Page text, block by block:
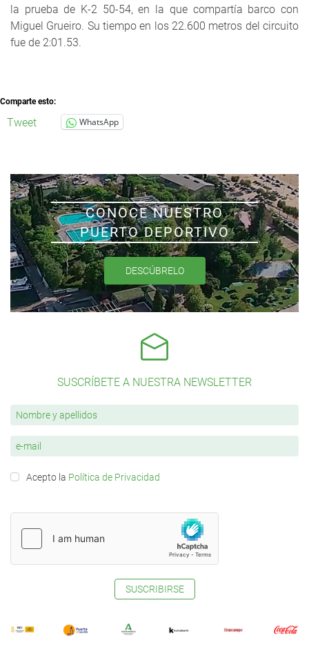
la prueba de K-2 50-54, en la que compartía barco con
Miguel Grueiro. Su tiempo en los 22.600 metros del circuito
fue de 2:01.53.
Comparte esto:
Tweet WhatsApp
CONOCE NUESTRO
PUERTO DEPORTIVO
DESCÚBRELO
SUSCRÍBETE A NUESTRA NEWSLETTER
Acepto la Política de Privacidad
SUSCRIBIRSE